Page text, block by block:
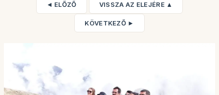
◄ ELŐZŐ VISSZA AZ ELEJÉRE ▲
KÖVETKEZŐ ►